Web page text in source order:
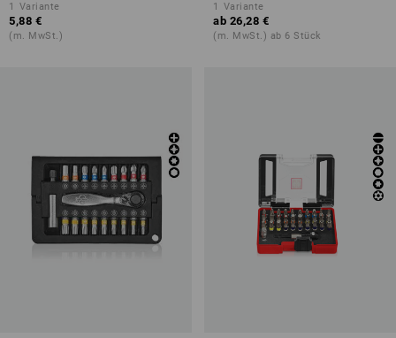
1 Variante
5,88 €
(m. MwSt.)
1 Variante
ab 26,28 €
(m. MwSt.) ab 6 Stück